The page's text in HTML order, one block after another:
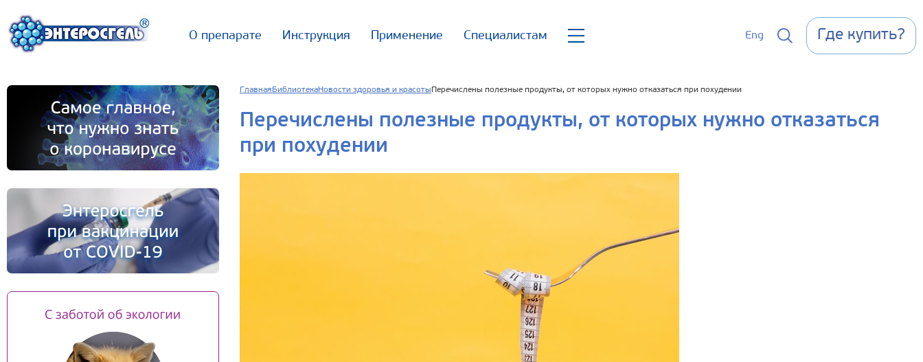
О препарате Инструкция Применение Специалистам Eng Где купить?
Главная БиблиотекаНовости здоровья и красоты Перечислены полезные продукты, от которых нужно отказаться при похудении
Перечислены полезные продукты, от которых нужно отказаться
при похудении